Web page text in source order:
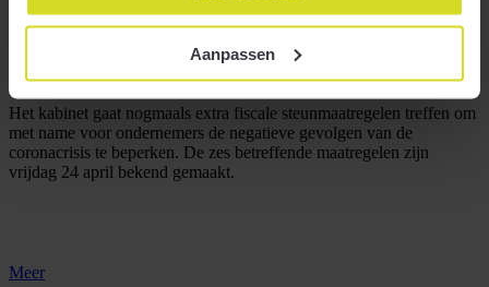
Aanpassen
24 april 2020
Het kabinet gaat nogmaals extra fiscale steunmaatregelen treffen om
met name voor ondernemers de negatieve gevolgen van de
coronacrisis te beperken. De zes betreffende maatregelen zijn
vrijdag 24 april bekend gemaakt.
Meer